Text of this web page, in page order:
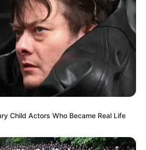
Child Actors Who Became Real Life